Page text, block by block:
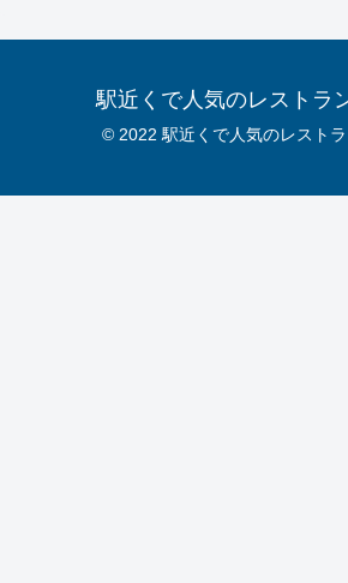
駅近くで人気のレストラ
© 2022 駅近くで人気のレスト